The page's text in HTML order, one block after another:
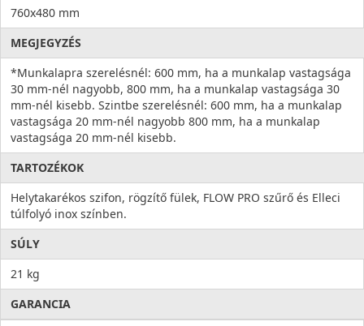
760x480 mm
MEGJEGYZÉS
*Munkalapra szerelésnél: 600 mm, ha a munkalap vastagsága
30 mm-nél nagyobb, 800 mm, ha a munkalap vastagsága 30
mm-nél kisebb. Szintbe szerelésnél: 600 mm, ha a munkalap
vastagsága 20 mm-nél nagyobb 800 mm, ha a munkalap
vastagsága 20 mm-nél kisebb.
TARTOZÉKOK
Helytakarékos szifon, rögzítő fülek, FLOW PRO szűrő és Elleci
túlfolyó inox színben.
SÚLY
21 kg
GARANCIA